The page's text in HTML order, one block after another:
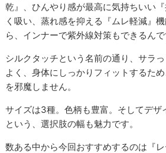
乾』、ひんやり感が最高に気持ちいい
く吸い、蒸れ感を抑える『ムレ軽減』
ら、インナーで紫外線対策もできるんで
シルクタッチという名前の通り、サラ
よく、身体にしっかりフィットするた
を邪魔しません。
サイズは3種。色柄も豊富。そしてデザ
という、選択肢の幅も魅力です。
数ある中から今回おすすめするのは『